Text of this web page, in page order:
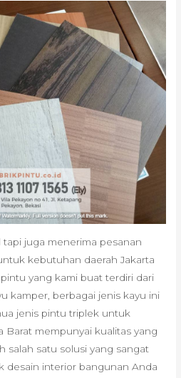
tapi juga menerima pesanan
kebutuhan daerah Jakarta
yang kami buat terdiri dari
kamper, berbagai jenis kayu ini
jenis pintu triplek untuk
Barat mempunyai kualitas yang
salah satu solusi yang sangat
desain interior bangunan Anda